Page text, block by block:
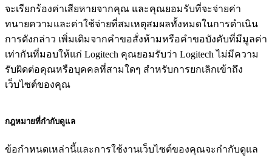
จะเรียกร้องค่าเสียหายจากคุณ และคุณยอมรับที่จะจ่ายค่า
ทนายความและค่าใช้จ่ายที่สมเหตุสมผลทั้งหมดในการดำเนิน
การดังกล่าว เพิ่มเติมจากคำขอสั่งห้ามหรือคำขอบังคับที่มีมูลค่า
เท่ากันที่มอบให้แก่ Logitech คุณยอมรับว่า Logitech ไม่มีความ
รับผิดต่อคุณหรือบุคคลที่สามใดๆ สำหรับการยกเลิกเข้าถึง
เว็บไซต์ของคุณ
กฎหมายที่กำกับดูแล
ข้อกำหนดเหล่านี้และการใช้งานเว็บไซต์ของคุณจะกำกับดูแล